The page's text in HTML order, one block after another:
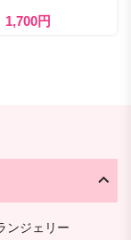
1,700円
ンジェリー